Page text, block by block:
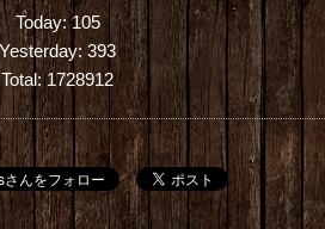
Today:105
Yesterday: 393
Total:1728912